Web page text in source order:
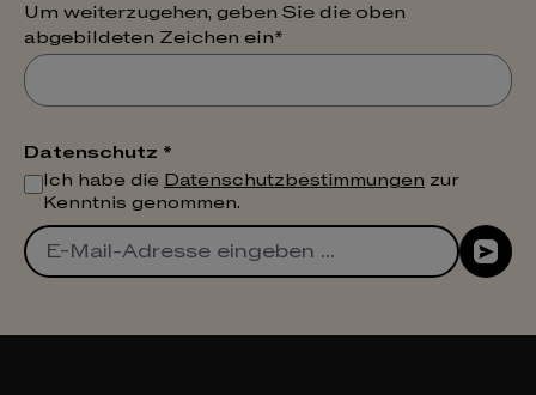
Um weiterzugehen, geben Sie die oben
abgebildeten Zeichen ein*
Datenschutz *
Ich habe die Datenschutzbestimmungen zur
Kenntnis genommen.